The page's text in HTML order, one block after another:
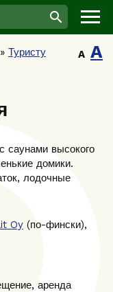
» Туристу
A A
саунами высокого
домики.
лодочные
Oy (по-фински),
аренда